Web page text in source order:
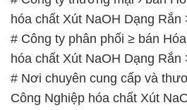
Công Nghiệp hóa chất Xút
NaOH Vảy
# Công ty chuyên bán ( cung
Nghiệp hóa chất Xút NaOH
Vảy